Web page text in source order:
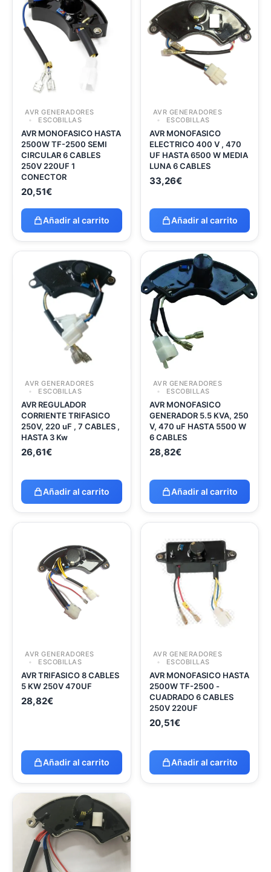
AVR GENERADORES
ESCOBILLAS
AVR MONOFASICO HASTA
2500W TF-2500 SEMI
CIRCULAR 6 CABLES
250V 220UF 1
CONECTOR
20,51€
Añadir al carrito
AVR GENERADORES
ESCOBILLAS
AVR MONOFASICO
ELECTRICO 400 V , 470
UF HASTA 6500 W MEDIA
LUNA 6 CABLES
33,26€
Añadir al carrito
AVR GENERADORES
ESCOBILLAS
AVR REGULADOR
CORRIENTE TRIFASICO
250V, 220 uF , 7 CABLES ,
HASTA 3 Kw
26,61€
Añadir al carrito
AVR GENERADORES
ESCOBILLAS
AVR MONOFASICO
GENERADOR 5.5 KVA, 250
V, 470 uF HASTA 5500 W
6 CABLES
28,82€
Añadir al carrito
AVR GENERADORES
ESCOBILLAS
AVR TRIFASICO 8 CABLES
5 KW 250V 470UF
28,82€
Añadir al carrito
AVR GENERADORES
ESCOBILLAS
AVR MONOFASICO HASTA
2500W TF-2500 -
CUADRADO 6 CABLES
250V 220UF
20,51€
Añadir al carrito